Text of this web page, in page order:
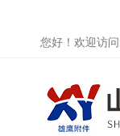
您好！欢迎访